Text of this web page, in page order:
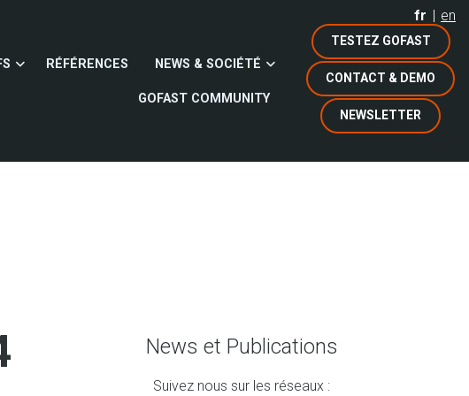
fr en
TESTEZ GOFAST
CONTACT & DEMO
NEWSLETTER
RÉFÉRENCES NEWS & SOCIÉTÉ
GOFAST COMMUNITY
News et Publications
Suivez nous sur les réseaux :